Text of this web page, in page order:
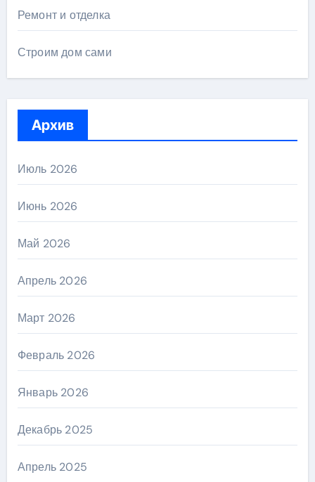
Ремонт и отделка
Строим дом сами
Архив
Июль 2026
Июнь 2026
Май 2026
Апрель 2026
Март 2026
Февраль 2026
Январь 2026
Декабрь 2025
Апрель 2025